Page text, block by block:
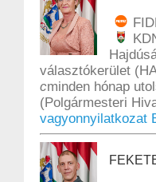
választókerület
cminden hónap
(Polgármesteri
vagyonnyilatkozat